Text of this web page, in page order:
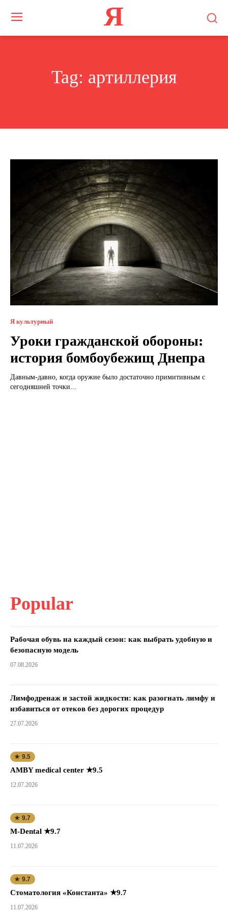
Я
Tag: артиллерия
Я культурный
Уроки гражданской обороны:
история бомбоубежищ Днепра
Давным-давно, когда оружие было достаточно примитивным с
сегодняшней точки...
Popular
Рабочая обувь на каждый сезон: как выбрать удобную и
безопасную модель
07.08.2026
Лимфодренаж и застой жидкости: как разогнать лимфу и
избавиться от отеков без дорогих процедур
27.07.2026
★ 9.5
AMBY medical center ★9.5
12.07.2026
★ 9.7
M-Dental ★9.7
11.07.2026
★ 9.7
Стоматология «Константа» ★9.7
11.07.2026